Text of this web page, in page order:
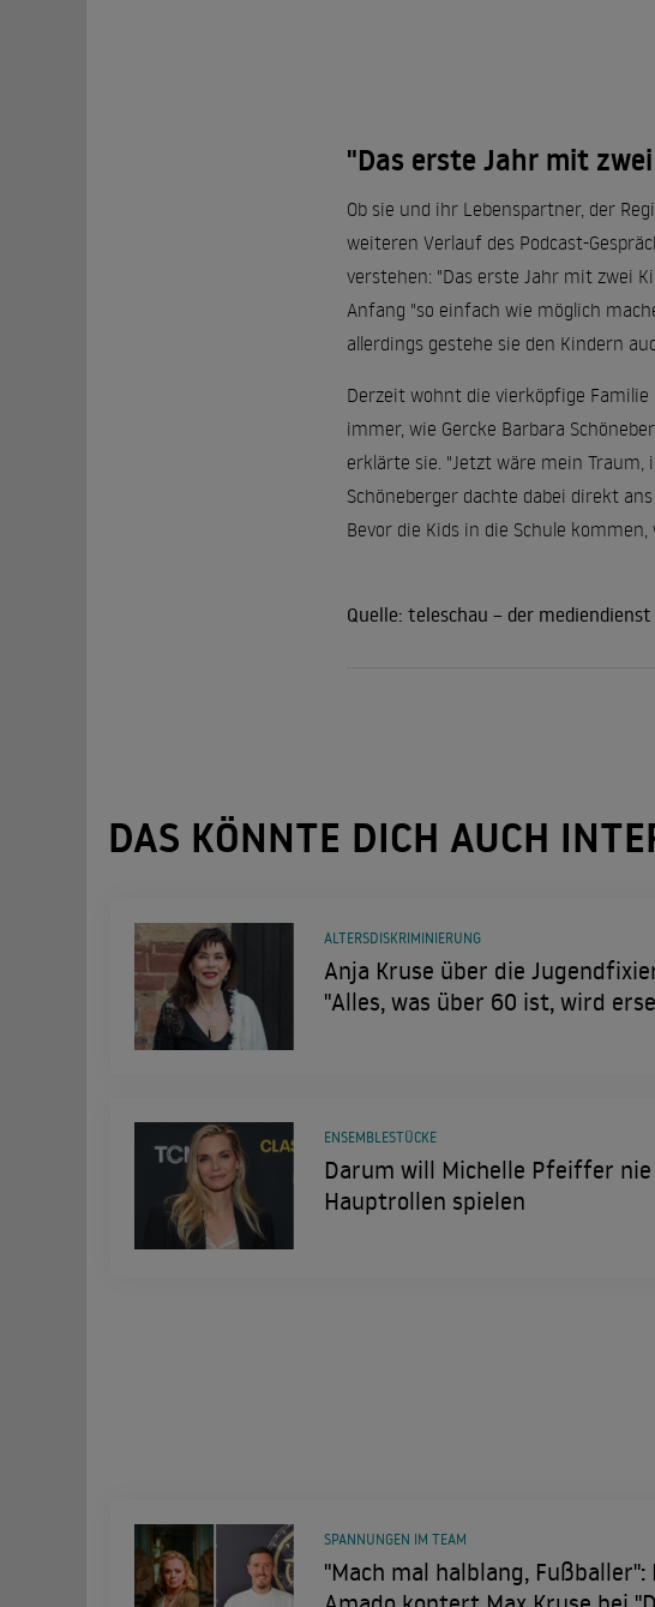
"Das erste Jahr mit
Ob sie und ihr Lebenspartner, der
weiteren Verlauf des Podcast-
verstehen: "Das erste Jahr mit zwei
Anfang "so einfach wie möglich
allerdings gestehe sie den Kindern
Derzeit wohnt die vierköpfige
immer, wie Gercke Barbara
erklärte sie. "Jetzt wäre mein Traum,
Schöneberger dachte dabei direkt
Bevor die Kids in die Schule
Quelle: teleschau – der mediendienst
DAS KÖNNTE DICH AUCH
Anja Kruse über die
"Alles, was über 60 ist, wird
ALTERSDISKRIMINIERUNG
Darum will Michelle Pfeiffer
Hauptrollen spielen
ENSEMBLESTÜCKE
"Mach mal halblang, Fußballer":
SPANNUNGEN IM TEAM